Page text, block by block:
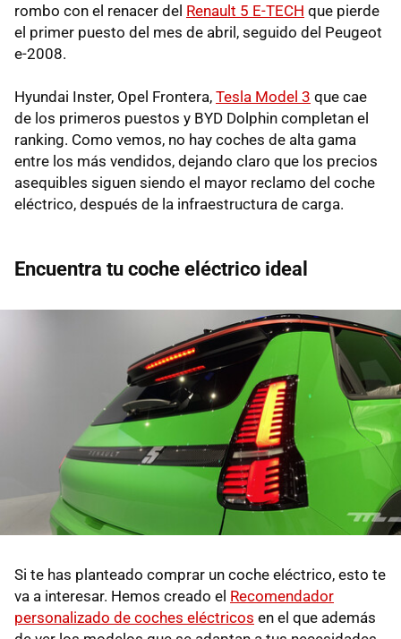
rombo con el renacer del Renault 5 E-TECH que pierde
el primer puesto del mes de abril, seguido del Peugeot
e-2008.
Hyundai Inster, Opel Frontera, Tesla Model 3 que cae
de los primeros puestos y BYD Dolphin completan el
ranking. Como vemos, no hay coches de alta gama
entre los más vendidos, dejando claro que los precios
asequibles siguen siendo el mayor reclamo del coche
eléctrico, después de la infraestructura de carga.
Encuentra tu coche eléctrico ideal
Si te has planteado comprar un coche eléctrico, esto te
va a interesar. Hemos creado el Recomendador
personalizado de coches eléctricos en el que además